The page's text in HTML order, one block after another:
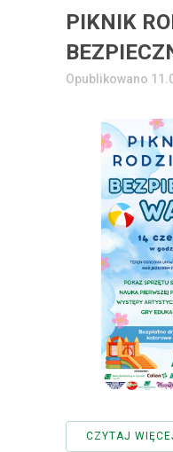
PIKNIK
Opublikowano
CZYTAJ